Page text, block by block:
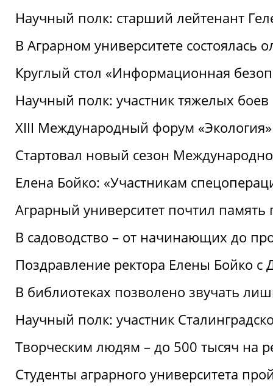
Научный полк: старший лейтенант
В Аграрном университете состоялась
Круглый стол «Информационная
Научный полк: участник тяжелых
XIII Международный форум
Стартовал новый сезон
Елена Бойко: «Участникам
Аграрный университет почтил
В садоводство – от начинающих до
Поздравление ректора Елены Бойко
В библиотеках позволено звучать
Научный полк: участник
Творческим людям – до 500 тысяч на
Студенты аграрного университета